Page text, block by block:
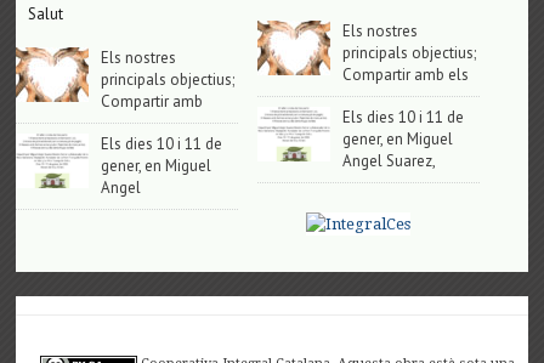
Salut
Els nostres
principals objectius;
Compartir amb
Els dies 10 i 11 de
gener, en Miguel
Angel
Els nostres
principals objectius;
Compartir amb els
Els dies 10 i 11 de
gener, en Miguel
Angel Suarez,